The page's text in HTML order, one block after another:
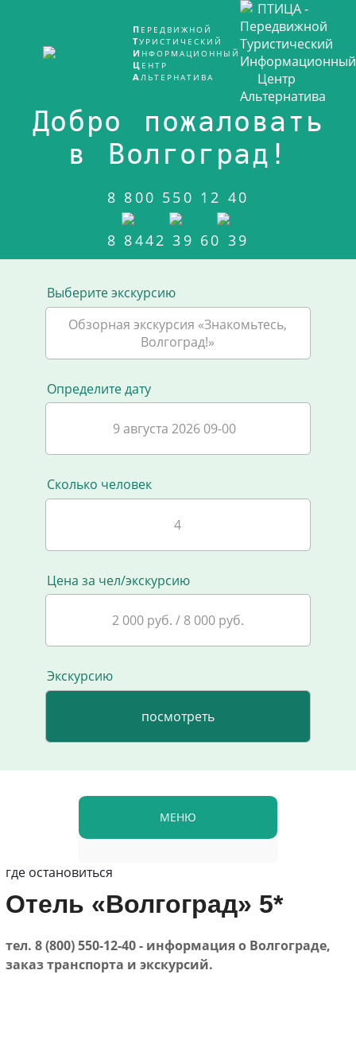
ПЕРЕДВИЖНОЙ
ТУРИСТИЧЕСКИЙ
ИНФОРМАЦИОННЫЙ
ЦЕНТР
АЛЬТЕРНАТИВА
Добро пожаловать
в Волгоград!
8 800 550 12 40
8 8442 39 60 39
Выберите экскурсию
Обзорная экскурсия «Знакомьтесь,
Волгоград!»
Определите дату
9 августа 2026 09-00
Сколько человек
Цена за чел/экскурсию
2 000 руб. / 8 000 руб.
Экскурсию
МЕНЮ
где остановиться
Отель «Волгоград» 5*
тел. 8 (800) 550-12-40 - информация о Волгограде,
заказ транспорта и экскурсий.